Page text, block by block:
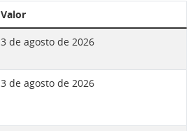
Valor
3 de agosto de 2026
3 de agosto de 2026